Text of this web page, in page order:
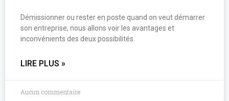
Démissionner ou rester en poste quand on veut démarrer
son entreprise, nous allons voir les avantages et
inconvénients des deux possibilités.
LIRE PLUS »
Aucun commentaire